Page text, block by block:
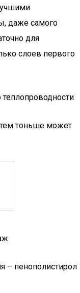
даже самого
для
слоев первого
тоньше может
– пенополистирол